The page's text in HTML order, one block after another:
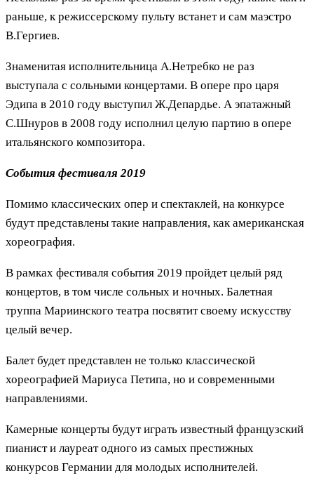
раньше, к режиссерскому пульту встанет и сам маэстро
В.Гергиев.
Знаменитая исполнительница А.Нетребко не раз
выступала с сольными концертами. В опере про царя
Эдипа в 2010 году выступил Ж.Депардье. А эпатажный
С.Шнуров в 2008 году исполнил целую партию в опере
итальянского композитора.
События фестиваля 2019
Помимо классических опер и спектаклей, на конкурсе
будут представлены такие направления, как американская
хореография.
В рамках фестиваля события 2019 пройдет целый ряд
концертов, в том числе сольных и ночных. Балетная
труппа Мариинского театра посвятит своему искусству
целый вечер.
Балет будет представлен не только классической
хореографией Мариуса Петипа, но и современными
направлениями.
Камерные концерты будут играть известный французский
пианист и лауреат одного из самых престижных
конкурсов Германии для молодых исполнителей.